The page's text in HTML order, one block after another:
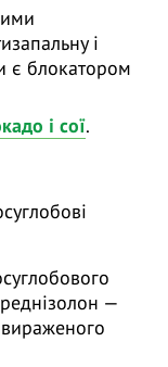
і
є блокатором
і сої.
—